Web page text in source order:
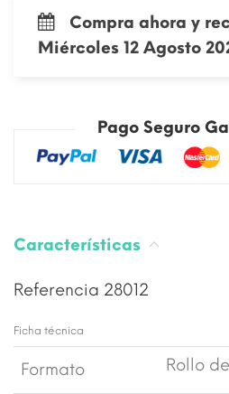
Compra ahora y
Miércoles 12 Agosto
Pago Seguro
Características
Referencia 28012
Ficha técnica
Formato Rollo